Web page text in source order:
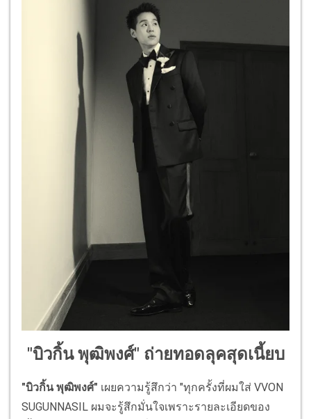
"บิวกิ้น พุฒิพงศ์" ถ่ายทอดลุคสุดเนี้ยบ
"บิวกิ้น พุฒิพงศ์" เผยความรู้สึกว่า "ทุกครั้งที่ผมใส่ VVON
SUGUNNASIL ผมจะรู้สึกมั่นใจเพราะรายละเอียดของ